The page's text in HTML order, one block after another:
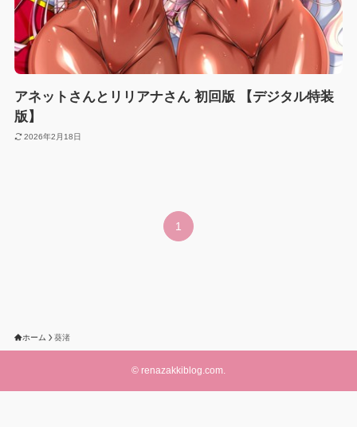
アネットさんとリリアナさん 初回版 【デジタル特装
版】
2026年2月18日
1
ホーム 葵渚
© renazakkiblog.com.